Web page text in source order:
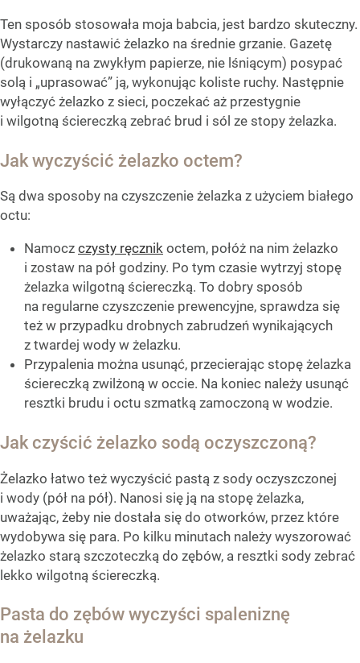
Ten sposób stosowała moja babcia, jest bardzo skuteczny.
Wystarczy nastawić żelazko na średnie grzanie. Gazetę
(drukowaną na zwykłym papierze, nie lśniącym) posypać
solą i „uprasować” ją, wykonując koliste ruchy. Następnie
wyłączyć żelazko z sieci, poczekać aż przestygnie
i wilgotną ściereczką zebrać brud i sól ze stopy żelazka.
Jak wyczyścić żelazko octem?
Są dwa sposoby na czyszczenie żelazka z użyciem białego
octu:
Namocz czysty ręcznik octem, połóż na nim żelazko
i zostaw na pół godziny. Po tym czasie wytrzyj stopę
żelazka wilgotną ściereczką. To dobry sposób
na regularne czyszczenie prewencyjne, sprawdza się
też w przypadku drobnych zabrudzeń wynikających
z twardej wody w żelazku.
Przypalenia można usunąć, przecierając stopę żelazka
ściereczką zwilżoną w occie. Na koniec należy usunąć
resztki brudu i octu szmatką zamoczoną w wodzie.
Jak czyścić żelazko sodą oczyszczoną?
Żelazko łatwo też wyczyścić pastą z sody oczyszczonej
i wody (pół na pół). Nanosi się ją na stopę żelazka,
uważając, żeby nie dostała się do otworków, przez które
wydobywa się para. Po kilku minutach należy wyszorować
żelazko starą szczoteczką do zębów, a resztki sody zebrać
lekko wilgotną ściereczką.
Pasta do zębów wyczyści spaleniznę
na żelazku